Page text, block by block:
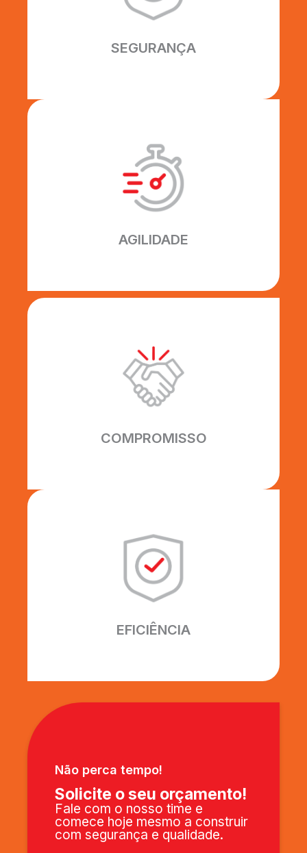
SEGURANÇA
Seguimos rigorosamente as normas
AGILIDADE
AGILIDADE
Nossos processos são
desenvolvidos para otimizar o
flexibilidade, qualidade e habilidade.
COMPROMISSO
COMPROMISSO
Todos os nossos prazos são
cumpridos inteiramente,
confiança com nossos clientes.
EFICIÊNCIA
EFICIÊNCIA
Excelência em fazer o melhor.
Utilizamos os melhores
equipamentos e profissionais, para
entregue perfeitamente.
Não perca tempo!
Solicite o seu orçamento!
Fale com o nosso time e
comece hoje mesmo a construir
com segurança e qualidade.